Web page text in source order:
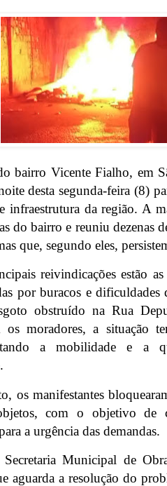
bairro Vicente Fialho, em
desta segunda-feira (8)
infraestrutura da região. A
do bairro e reuniu dezenas
que, segundo eles,
reivindicações estão
por buracos e
obstruído na Rua
os moradores, a situação
a mobilidade e a
os manifestantes
com o objetivo de
a urgência das demandas.
Municipal de
aguarda a resolução do